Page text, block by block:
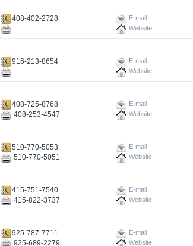
408-402-2728
E-mail
Website
916-213-8654
E-mail
Website
408-725-8768 E-mail
408-253-4547 Website
510-770-5053 E-mail
510-770-5051 Website
415-751-7540 E-mail
415-822-3737 Website
925-787-7711 E-mail
925-689-2279 Website